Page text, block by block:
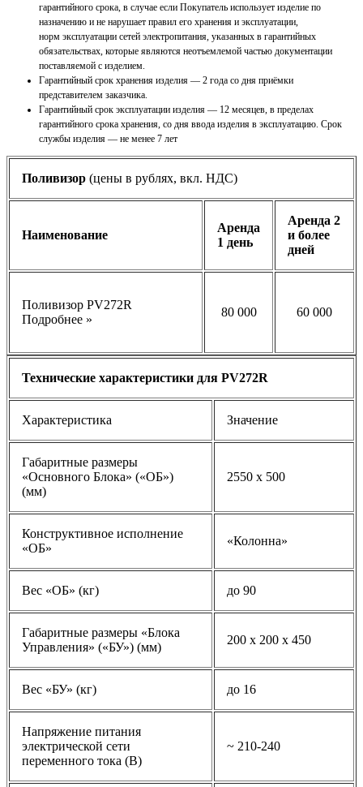
гарантийного срока, в случае если Покупатель использует изделие по
назначению и не нарушает правил его хранения и эксплуатации,
норм эксплуатации сетей электропитания, указанных в гарантийных
обязательствах, которые являются неотъемлемой частью документации
поставляемой с изделием.
Гарантийный срок хранения изделия — 2 года со дня приёмки
представителем заказчика.
Гарантийный срок эксплуатации изделия — 12 месяцев, в пределах
гарантийного срока хранения, со дня ввода изделия в эксплуатацию. Срок
службы изделия — не менее 7 лет
Поливизор (цены в рублях, вкл. НДС)
Наименование
Аренда
1 день
Аренда 2
и более
дней
Поливизор PV272R
Подробнее »
80 000 60 000
Технические характеристики для PV272R
Характеристика Значение
Габаритные размеры
«Основного Блока» («ОБ»)
(мм)
2550 x 500
Конструктивное исполнение
«ОБ»
«Колонна»
Вес «ОБ» (кг) до 90
Габаритные размеры «Блока
Управления» («БУ») (мм)
200 х 200 х 450
Вес «БУ» (кг) до 16
Напряжение питания
электрической сети
переменного тока (В)
~ 210-240